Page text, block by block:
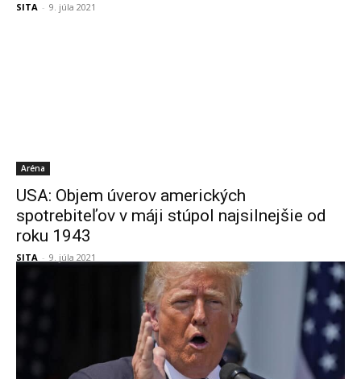
SITA - 9. júla 2021
Aréna
USA: Objem úverov amerických
spotrebiteľov v máji stúpol najsilnejšie od
roku 1943
SITA - 9. júla 2021